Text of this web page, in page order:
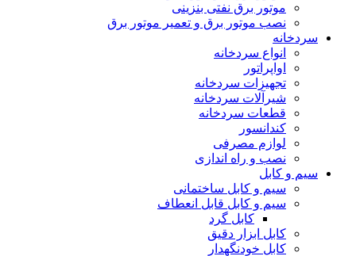
موتور برق نفتی بنزینی
نصب موتور برق و تعمیر موتور برق
سردخانه
انواع سردخانه
اواپراتور
تجهیزات سردخانه
شیرآلات سردخانه
قطعات سردخانه
کندانسور
لوازم مصرفی
نصب و راه اندازی
سیم و کابل
سیم و کابل ساختمانی
سیم و کابل قابل انعطاف
کابل گرد
کابل ابزار دقیق
کابل خودنگهدار